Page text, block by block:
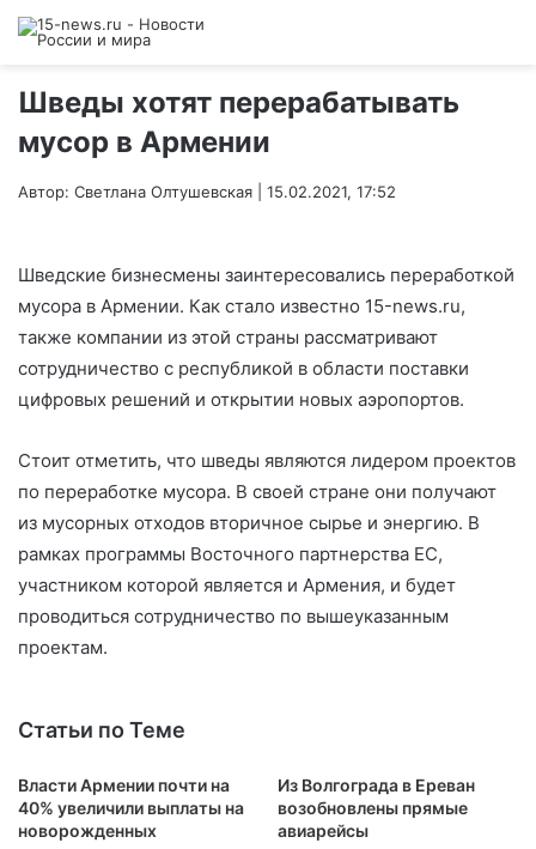
Шведы хотят перерабатывать
мусор в Армении
Автор: Светлана Олтушевская | 15.02.2021, 17:52
Шведские бизнесмены заинтересовались переработкой
мусора в Армении. Как стало известно 15-news.ru,
также компании из этой страны рассматривают
сотрудничество с республикой в области поставки
цифровых решений и открытии новых аэропортов.
Стоит отметить, что шведы являются лидером проектов
по переработке мусора. В своей стране они получают
из мусорных отходов вторичное сырье и энергию. В
рамках программы Восточного партнерства ЕС,
участником которой является и Армения, и будет
проводиться сотрудничество по вышеуказанным
проектам.
Статьи по Теме
Власти Армении почти на
40% увеличили выплаты на
новорожденных
Из Волгограда в Ереван
возобновлены прямые
авиарейсы